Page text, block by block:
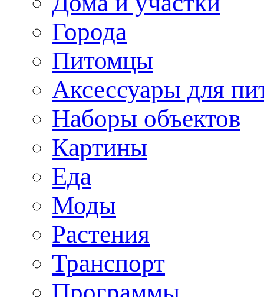
Города
Питомцы
Аксессуары для
Наборы объектов
Картины
Еда
Моды
Растения
Транспорт